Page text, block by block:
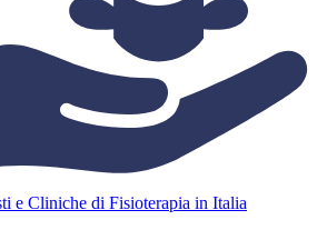
e Cliniche di Fisioterapia in Italia